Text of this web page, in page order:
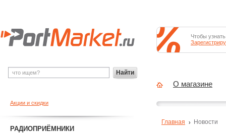
Главная Новости
Акции и скидки
РАДИОПРИЁМНИКИ
Найти
Чтобы
О магазине